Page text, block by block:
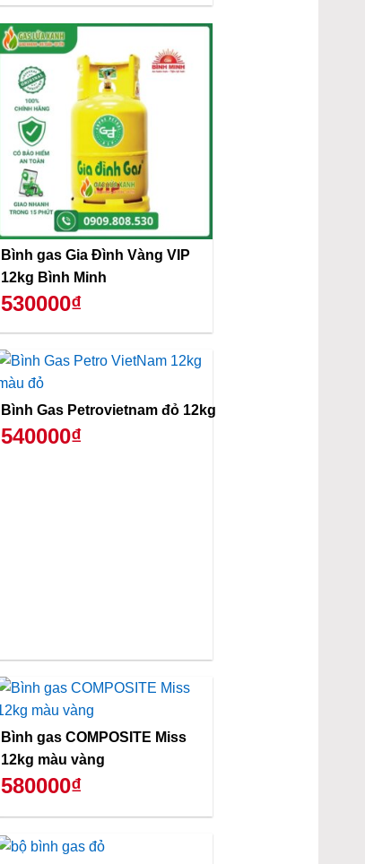
Bình gas Gia Đình Vàng VIP
12kg Bình Minh
530000₫
Bình Gas Petrovietnam đỏ 12kg
540000₫
Bình gas COMPOSITE Miss
12kg màu vàng
580000₫